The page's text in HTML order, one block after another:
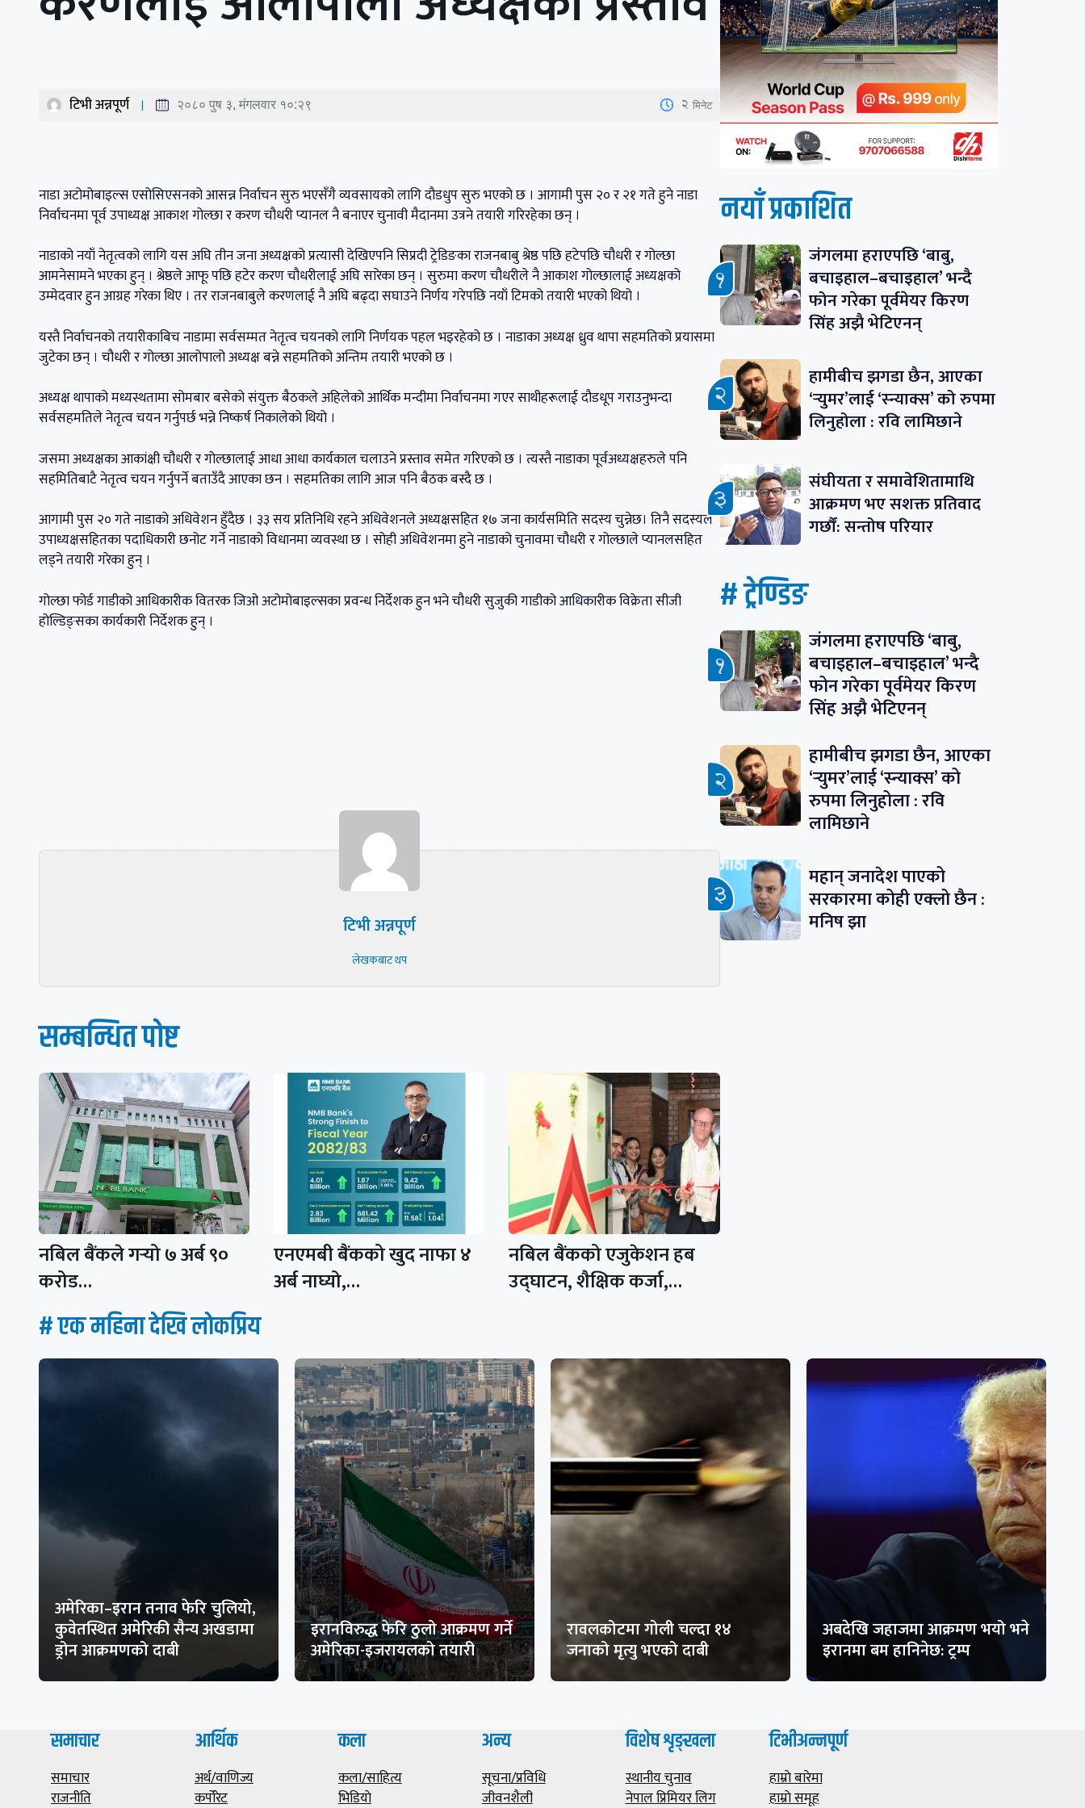
टिभी अन्नपूर्ण २०८० पुष ३, मंगलवार १०:२९ 2 मिनेट
नाडा अटोमोबाइल्स एसोसिएसनको आसन्न निर्वाचन सुरु भएसँगै व्यवसायको लागि दौडधुप सुरु भएको छ । आगामी पुस २० र २१ गते हुने नाडा
निर्वाचनमा पूर्व उपाध्यक्ष आकाश गोल्छा र करण चौधरी प्यानल नै बनाएर चुनावी मैदानमा उत्रने तयारी गरिरहेका छन् ।
नाडाको नयाँ नेतृत्वको लागि यस अघि तीन जना अध्यक्षको प्रत्यासी देखिएपनि सिप्रदी ट्रेडिङका राजनबाबु श्रेष्ठ पछि हटेपछि चौधरी र गोल्छा
आमनेसामने भएका हुन् । श्रेष्ठले आफू पछि हटेर करण चौधरीलाई अघि सारेका छन् । सुरुमा करण चौधरीले नै आकाश गोल्छालाई अध्यक्षको
उम्मेदवार हुन आग्रह गरेका थिए । तर राजनबाबुले करणलाई नै अघि बढ्दा सघाउने निर्णय गरेपछि नयाँ टिमको तयारी भएको थियो ।
यस्तै निर्वाचनको तयारीकाबिच नाडामा सर्वसम्मत नेतृत्व चयनको लागि निर्णयक पहल भइरहेको छ । नाडाका अध्यक्ष ध्रुव थापा सहमतिको प्रयासमा
जुटेका छन् । चौधरी र गोल्छा आलोपालो अध्यक्ष बन्ने सहमतिको अन्तिम तयारी भएको छ ।
अध्यक्ष थापाको मध्यस्थतामा सोमबार बसेको संयुक्त बैठकले अहिलेको आर्थिक मन्दीमा निर्वाचनमा गएर साथीहरूलाई दौडधूप गराउनुभन्दा
सर्वसहमतिले नेतृत्व चयन गर्नुपर्छ भन्ने निष्कर्ष निकालेको थियो ।
जसमा अध्यक्षका आकांक्षी चौधरी र गोल्छालाई आधा आधा कार्यकाल चलाउने प्रस्ताव समेत गरिएको छ । त्यस्तै नाडाका पूर्वअध्यक्षहरुले पनि
सहमितिबाटै नेतृत्व चयन गर्नुपर्ने बताउँदै आएका छन । सहमतिका लागि आज पनि बैठक बस्दै छ ।
आगामी पुस २० गते नाडाको अधिवेशन हुँदैछ । ३३ सय प्रतिनिधि रहने अधिवेशनले अध्यक्षसहित १७ जना कार्यसमिति सदस्य चुन्नेछ। तिनै सदस्यले
उपाध्यक्षसहितका पदाधिकारी छनोट गर्ने नाडाको विधानमा व्यवस्था छ । सोही अधिवेशनमा हुने नाडाको चुनावमा चौधरी र गोल्छाले प्यानलसहित
लड्ने तयारी गरेका हुन् ।
गोल्छा फोर्ड गाडीको आधिकारीक वितरक जिओ अटोमोबाइल्सका प्रवन्ध निर्देशक हुन भने चौधरी सुजुकी गाडीको आधिकारीक विक्रेता सीजी
होल्डिङ्सका कार्यकारी निर्देशक हुन् ।
टिभी अन्नपूर्ण
लेखकबाट थप
सम्बन्धित पाेष्ट
नबिल बैंकले गर्‍यो ७ अर्ब ९०
करोड…
एनएमबी बैंकको खुद नाफा ४
अर्ब नाघ्यो,…
नबिल बैंकको एजुकेशन हब
उद्घाटन, शैक्षिक कर्जा,…
नयाँ प्रकाशित
जंगलमा हराएपछि ‘बाबु,
बचाइहाल–बचाइहाल’ भन्दै
फोन गरेका पूर्वमेयर किरण
सिंह अझै भेटिएनन्
हामीबीच झगडा छैन, आएका
‘र्‍युमर’लाई ‘स्न्याक्स’ को रुपमा
लिनुहोला : रवि लामिछाने
संघीयता र समावेशितामाथि
आक्रमण भए सशक्त प्रतिवाद
गर्छौं: सन्तोष परियार
# ट्रेण्डिङ
जंगलमा हराएपछि ‘बाबु,
बचाइहाल–बचाइहाल’ भन्दै
फोन गरेका पूर्वमेयर किरण
सिंह अझै भेटिएनन्
हामीबीच झगडा छैन, आएका
‘र्‍युमर’लाई ‘स्न्याक्स’ को
रुपमा लिनुहोला : रवि
लामिछाने
महान् जनादेश पाएको
सरकारमा कोही एक्लो छैन :
मनिष झा
# एक महिना देखि लाेकप्रिय
अमेरिका–इरान तनाव फेरि चुलियो,
कुवेतस्थित अमेरिकी सैन्य अखडामा
ड्रोन आक्रमणको दाबी
इरानविरुद्ध फेरि ठुलो आक्रमण गर्ने
अमेरिका-इजरायलको तयारी
रावलकोटमा गोली चल्दा १४
जनाको मृत्यु भएको दाबी
अबदेखि जहाजमा आक्रमण भयो भने
इरानमा बम हानिनेछ: ट्रम्प
समाचार
समाचार
राजनीति
आर्थिक
अर्थ/वाणिज्य
कर्पोरेट
कला
कला/साहित्य
भिडियाे
अन्य
सूचना/प्रविधि
जीवनशैली
विशेष शृङ्खला
स्थानीय चुनाव
नेपाल प्रिमियर लिग
टिभीअन्नपूर्ण
हाम्राे बारेमा
हाम्राे समूह